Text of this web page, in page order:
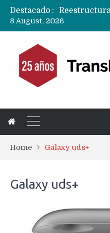
Destacado :
8 August, 2026
Home Galaxy uds+
Galaxy uds+